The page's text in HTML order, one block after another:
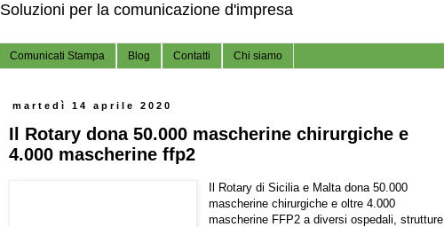
Soluzioni per la comunicazione d'impresa
Comunicati Stampa Blog Contatti Chi siamo
martedì 14 aprile 2020
Il Rotary dona 50.000 mascherine chirurgiche e
4.000 mascherine ffp2
Il Rotary di Sicilia e Malta dona 50.000
mascherine chirurgiche e oltre 4.000
mascherine FFP2 a diversi ospedali, strutture